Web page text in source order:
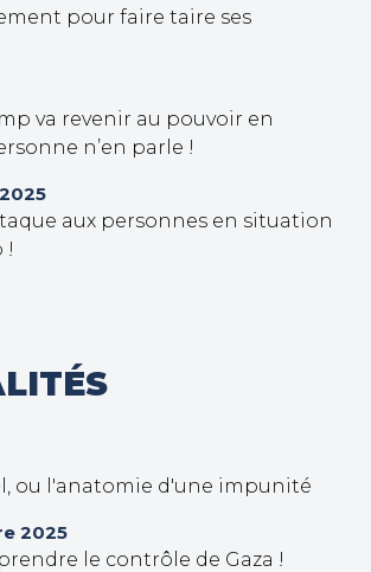
pour faire taire ses
va revenir au pouvoir en
n’en parle !
aux personnes en situation
!
ou l'anatomie d'une impunité
2025
le contrôle de Gaza !